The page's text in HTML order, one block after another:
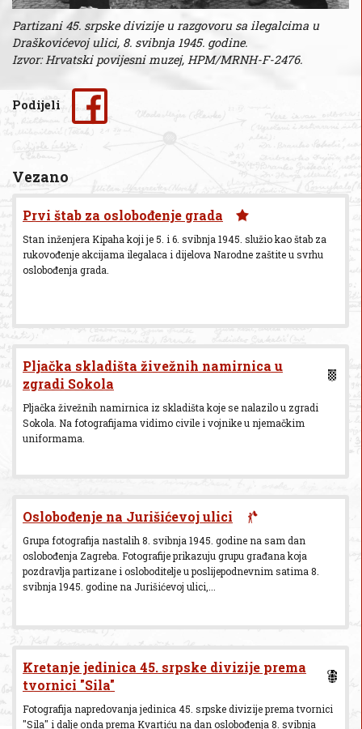
Partizani 45. srpske divizije u razgovoru sa ilegalcima u
Draškovićevoj ulici, 8. svibnja 1945. godine.
Izvor: Hrvatski povijesni muzej, HPM/MRNH-F-2476.
Podijeli
Vezano
Prvi štab za oslobođenje grada
Stan inženjera Kipaha koji je 5. i 6. svibnja 1945. služio kao štab za
rukovođenje akcijama ilegalaca i dijelova Narodne zaštite u svrhu
oslobođenja grada.
Pljačka skladišta živežnih namirnica u
zgradi Sokola
Pljačka živežnih namirnica iz skladišta koje se nalazilo u zgradi
Sokola. Na fotografijama vidimo civile i vojnike u njemačkim
uniformama.
Oslobođenje na Jurišićevoj ulici
Grupa fotografija nastalih 8. svibnja 1945. godine na sam dan
oslobođenja Zagreba. Fotografije prikazuju grupu građana koja
pozdravlja partizane i osloboditelje u poslijepodnevnim satima 8.
svibnja 1945. godine na Jurišićevoj ulici,...
Kretanje jedinica 45. srpske divizije prema
tvornici "Sila"
Fotografija napredovanja jedinica 45. srpske divizije prema tvornici
"Sila" i dalje onda prema Kvartiću na dan oslobođenja 8. svibnja